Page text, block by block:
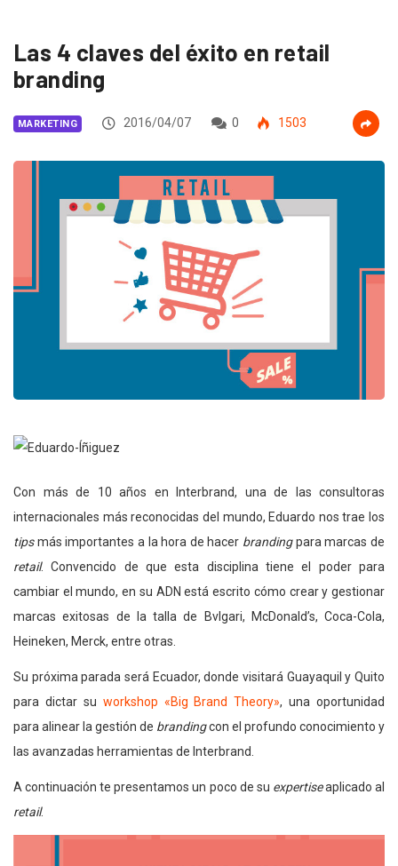
Las 4 claves del éxito en retail
branding
MARKETING 2016/04/07 0 1503
Con más de 10 años en Interbrand, una de las consultoras
internacionales más reconocidas del mundo, Eduardo nos trae los
tipsmás importantes a la hora de hacer brandingpara marcas de
retail. Convencido de que esta disciplina tiene el poder para
cambiar el mundo, en su ADN está escrito cómo crear y gestionar
marcas exitosas de la talla de Bvlgari, McDonald’s, Coca-Cola,
Heineken, Merck, entre otras.
Su próxima parada será Ecuador, donde visitará Guayaquil y Quito
para dictar su workshop «Big Brand Theory», una oportunidad
para alinear la gestión de brandingcon el profundo conocimiento y
las avanzadas herramientas de Interbrand.
A continuación te presentamos un poco de su expertiseaplicado al
retail.